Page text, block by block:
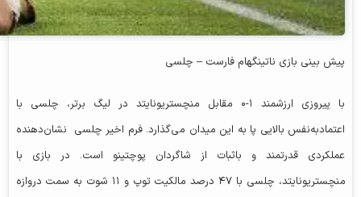
پیش‌ بینی بازی ناتینگهام فارست – چلسی
با پیروزی ارزشمند ۱-۰ مقابل منچستریونایتد در لیگ برتر، چلسی با
اعتمادبه‌نفس بالایی پا به این میدان می‌گذارد. فرم اخیر چلسی نشان‌دهنده
عملکردی قدرتمند و باثبات از شاگردان پوچتینو است. در بازی با
منچستریونایتد، چلسی با ۴۷ درصد مالکیت توپ و ۱۱ شوت به سمت دروازه